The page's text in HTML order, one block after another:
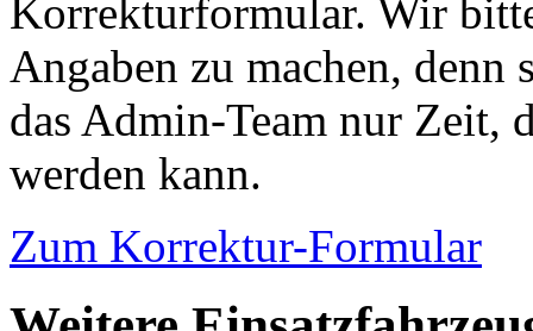
Korrekturformular. Wir
Angaben zu machen,
das Admin-Team nur Zeit,
werden kann.
Zum Korrektur-Formular